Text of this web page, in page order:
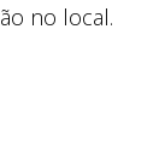
no local.